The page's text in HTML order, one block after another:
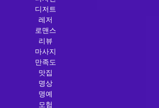
디저트
레저
로맨스
리뷰
마사지
만족도
맛집
명상
명예
모험